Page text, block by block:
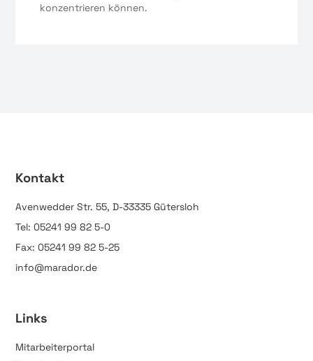
konzentrieren können.
Kontakt
Avenwedder Str. 55, D-33335 Gütersloh
Tel: 05241 99 82 5-0
Fax: 05241 99 82 5-25
info@marador.de
Links
Mitarbeiterportal